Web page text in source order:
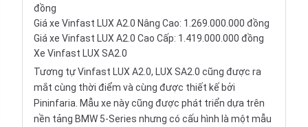
đồng
Giá xe Vinfast LUX A2.0 Nâng Cao: 1.269.000.000 đồng
Giá xe Vinfast LUX A2.0 Cao Cấp: 1.419.000.000 đồng
Xe Vinfast LUX SA2.0
Tương tự Vinfast LUX A2.0, LUX SA2.0 cũng được ra
mắt cùng thời điểm và cùng được thiết kế bởi
Pininfaria. Mẫu xe này cũng được phát triển dựa trên
nền tảng BMW 5-Series nhưng có cấu hình là một mẫu